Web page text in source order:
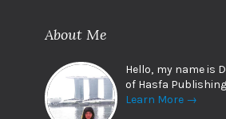
About Me
Hello, my name is
of Hasfa
Learn More →